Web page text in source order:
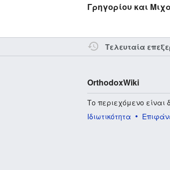
Γρηγορίου και
Τελευταία
OrthodoxWiki
Το περιεχόμενο είναι
Ιδιωτικότητα